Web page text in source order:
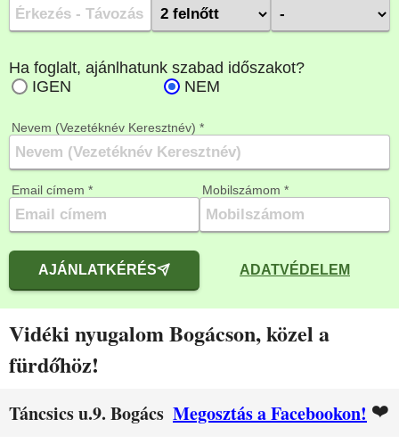
Nevem (Vezetéknév Keresztnév) *
Email címem * Mobilszámom *
AJÁNLATKÉRÉS ADATVÉDELEM
Vidéki nyugalom Bogácson, közel a
fürdőhöz!
Táncsics u.9. Bogács Megosztás a Facebookon! ❤️